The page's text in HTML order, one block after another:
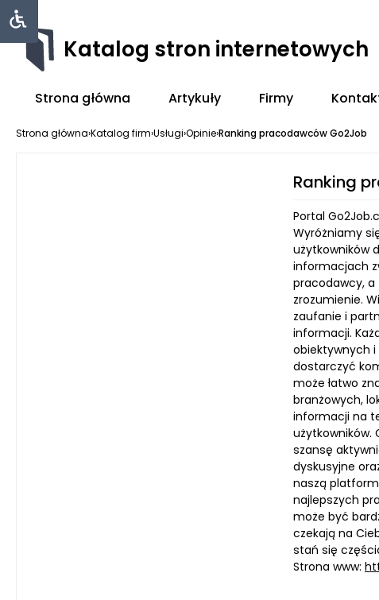
Katalog stron internetowych
Strona główna Artykuły Firmy
Strona główna›Katalog firm›Usługi›Opinie›Ranking pracodawców Go2Job
Ranking
Portal
Wyróżniamy
użytkowników
informacjach
pracodawcy, a
zrozumienie.
zaufanie i
informacji.
obiektywnych
dostarczyć
może łatwo
branżowych,
informacji na
użytkowników.
szansę
dyskusyjne
naszą
najlepszych
może być
czekają na
stań się
Strona www: